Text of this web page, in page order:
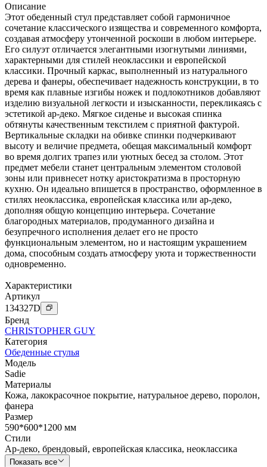
Описание
Этот обеденный стул представляет собой гармоничное
сочетание классического изящества и современного комфорта,
создавая атмосферу утонченной роскоши в любом интерьере.
Его силуэт отличается элегантными изогнутыми линиями,
характерными для стилей неоклассики и европейской
классики. Прочный каркас, выполненный из натурального
дерева и фанеры, обеспечивает надежность конструкции, в то
время как плавные изгибы ножек и подлокотников добавляют
изделию визуальной легкости и изысканности, перекликаясь с
эстетикой ар-деко. Мягкое сиденье и высокая спинка
обтянуты качественным текстилем с приятной фактурой.
Вертикальные складки на обивке спинки подчеркивают
высоту и величие предмета, обещая максимальный комфорт
во время долгих трапез или уютных бесед за столом. Этот
предмет мебели станет центральным элементом столовой
зоны или привнесет нотку аристократизма в просторную
кухню. Он идеально впишется в пространство, оформленное в
стилях неоклассика, европейская классика или ар-деко,
дополняя общую концепцию интерьера. Сочетание
благородных материалов, продуманного дизайна и
безупречного исполнения делает его не просто
функциональным элементом, но и настоящим украшением
дома, способным создать атмосферу уюта и торжественности
одновременно.
Характеристики
Артикул
134327D
Бренд
CHRISTOPHER GUY
Категория
Обеденные стулья
Модель
Sadie
Материалы
Кожа, лакокрасочное покрытие, натуральное дерево, поролон,
фанера
Размер
590*600*1200 мм
Стили
Ар-деко, брендовый, европейская классика, неоклассика
Показать все